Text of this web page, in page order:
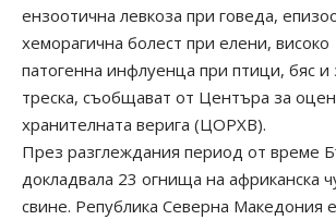
ензоотична левкоза при говеда,
хеморагична болест при елени, високо
патогенна инфлуенца при птици, бяс и
треска, съобщават от Центъра за
хранителната верига (ЦОРХВ).
През разглеждания период от време
докладвала 23 огнища на африканска
свине. Република Северна Македония